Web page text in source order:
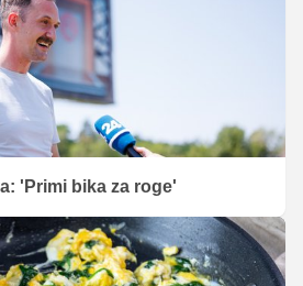
'Primi bika za roge'